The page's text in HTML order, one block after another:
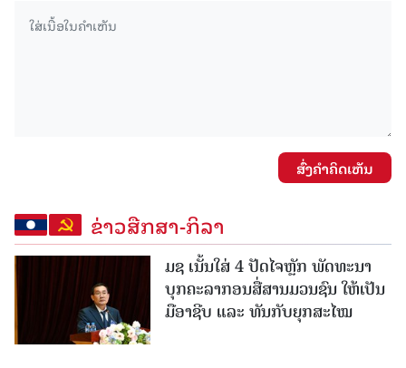
ສົ່ງຄໍາຄິດເຫັນ
ຂ່າວສືກສາ-ກິລາ
ມຊ ເນັ້ນໃສ່ 4 ປັດໄຈຫຼັກ ພັດທະນາ
ບຸກຄະລາກອນສື່ສານມວນຊົນ ໃຫ້ເປັນ
ມືອາຊີບ ແລະ ທັນກັບຍຸກສະໄໝ